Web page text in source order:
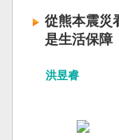
從熊本震災
是生活保障
洪昱睿